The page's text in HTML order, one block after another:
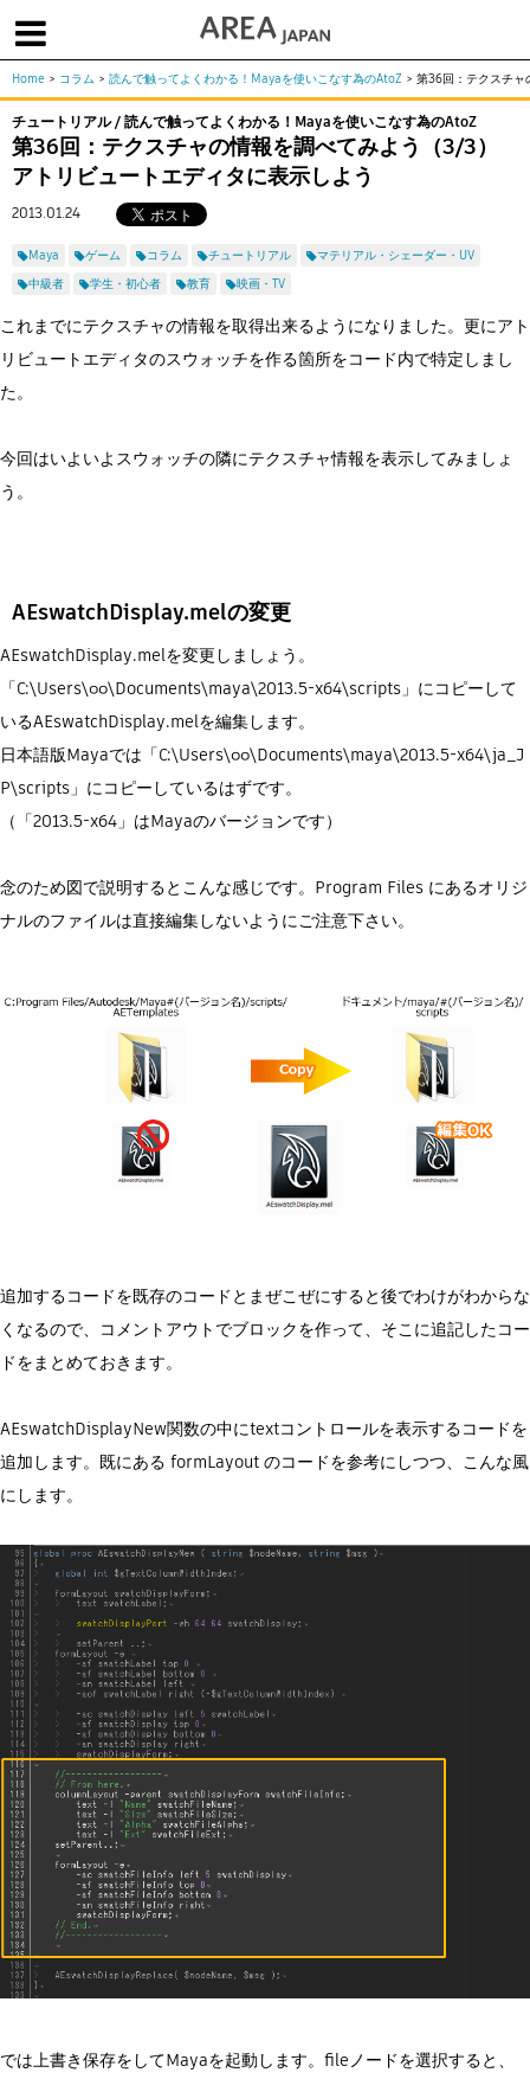
体験版で始める 学生向け無償版 ソフトを購入
About us | フォーラム | お問合せ | メールマガジン
コラム
ムービー
Movies
イベント
Events
プロダクト
求人
注目のキーワード
アニメ
教育機関・学生
Home > コラム > 読んで触ってよくわかる！Mayaを使いこなす為のAtoZ > 第36回：テクスチ
チュートリアル / 読んで触ってよくわかる！Mayaを使いこなす為のAtoZ
第36回：テクスチャの情報を調べてみよう（3/3）
アトリビュートエディタに表示しよう
2013.01.24
Maya ゲーム コラム チュートリアル
マテリアル・シェーダー・UV
中級者
学生・初心者 教育 映画・TV
これまでにテクスチャの情報を取得出来るようになりました。更にアト
リビュートエディタのスウォッチを作る箇所をコード内で特定しまし
た。
今回はいよいよスウォッチの隣にテクスチャ情報を表示してみましょ
う。
AEswatchDisplay.melの変更
AEswatchDisplay.melを変更しましょう。
「C:\Users\○○\Documents\maya\2013.5-x64\scripts」にコピーして
いるAEswatchDisplay.melを編集します。
日本語版Mayaでは「C:\Users\○○\Documents\maya\2013.5-x64\ja_J
P\scripts」にコピーしているはずです。
（「2013.5-x64」はMayaのバージョンです）
念のため図で説明するとこんな感じです。Program Files にあるオリジ
ナルのファイルは直接編集しないようにご注意下さい。
追加するコードを既存のコードとまぜこぜにすると後でわけがわからな
くなるので、コメントアウトでブロックを作って、そこに追記したコー
ドをまとめておきます。
AEswatchDisplayNew関数の中にtextコントロールを表示するコードを
追加します。既にある formLayout のコードを参考にしつつ、こんな風
にします。
では上書き保存をしてMayaを起動します。fileノードを選択すると、